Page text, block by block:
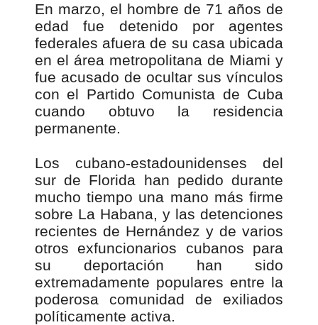
En marzo, el hombre de 71 años de
edad fue detenido por agentes
federales afuera de su casa ubicada
en el área metropolitana de Miami y
fue acusado de ocultar sus vínculos
con el Partido Comunista de Cuba
cuando obtuvo la residencia
permanente.
Los cubano-estadounidenses del
sur de Florida han pedido durante
mucho tiempo una mano más firme
sobre La Habana, y las detenciones
recientes de Hernández y de varios
otros exfuncionarios cubanos para
su deportación han sido
extremadamente populares entre la
poderosa comunidad de exiliados
políticamente activa.